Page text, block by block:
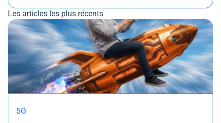
Les articles les plus récents
5G